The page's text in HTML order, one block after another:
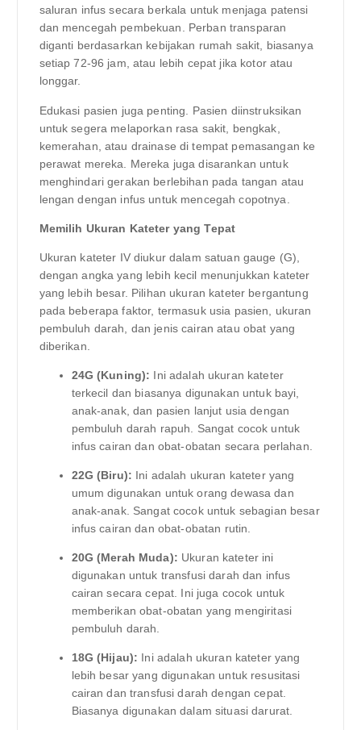
saluran infus secara berkala untuk menjaga patensi
dan mencegah pembekuan. Perban transparan
diganti berdasarkan kebijakan rumah sakit, biasanya
setiap 72-96 jam, atau lebih cepat jika kotor atau
longgar.
Edukasi pasien juga penting. Pasien diinstruksikan
untuk segera melaporkan rasa sakit, bengkak,
kemerahan, atau drainase di tempat pemasangan ke
perawat mereka. Mereka juga disarankan untuk
menghindari gerakan berlebihan pada tangan atau
lengan dengan infus untuk mencegah copotnya.
Memilih Ukuran Kateter yang Tepat
Ukuran kateter IV diukur dalam satuan gauge (G),
dengan angka yang lebih kecil menunjukkan kateter
yang lebih besar. Pilihan ukuran kateter bergantung
pada beberapa faktor, termasuk usia pasien, ukuran
pembuluh darah, dan jenis cairan atau obat yang
diberikan.
24G (Kuning): Ini adalah ukuran kateter
terkecil dan biasanya digunakan untuk bayi,
anak-anak, dan pasien lanjut usia dengan
pembuluh darah rapuh. Sangat cocok untuk
infus cairan dan obat-obatan secara perlahan.
22G (Biru): Ini adalah ukuran kateter yang
umum digunakan untuk orang dewasa dan
anak-anak. Sangat cocok untuk sebagian besar
infus cairan dan obat-obatan rutin.
20G (Merah Muda): Ukuran kateter ini
digunakan untuk transfusi darah dan infus
cairan secara cepat. Ini juga cocok untuk
memberikan obat-obatan yang mengiritasi
pembuluh darah.
18G (Hijau): Ini adalah ukuran kateter yang
lebih besar yang digunakan untuk resusitasi
cairan dan transfusi darah dengan cepat.
Biasanya digunakan dalam situasi darurat.